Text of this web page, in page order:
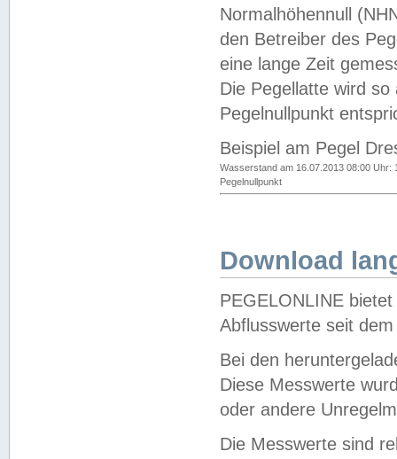
Normalhöhennull
den Betreiber des
eine lange Zeit
Die Pegellatte wird
Pegelnullpunkt
Beispiel am Pegel
Wasserstand am 16.07.2013 08:00 Uhr:
Pegelnullpunkt
Download
PEGELONLINE
Abflusswerte seit
Bei den
Diese Messwerte
oder andere
Die Messwerte sind